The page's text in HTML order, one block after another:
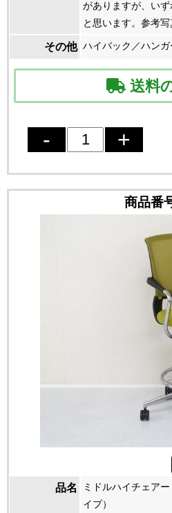
がありますが、い
と思います。参考写
その他 ハイバック／ハンガ
送料
商品番
品名
ミドルハイチェア
イプ）